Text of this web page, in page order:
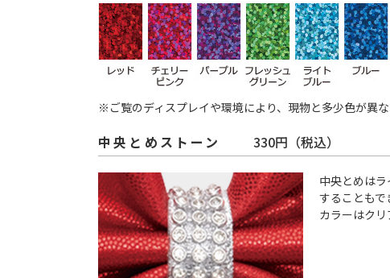
※ご覧のディスプレイや環境により、現物と多少色が異な
中央とめストーン 330円（税込）
中央とめは
することもで
カラーはクリ